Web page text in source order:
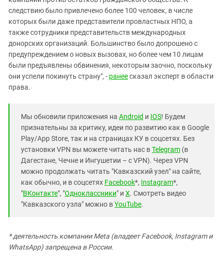
следствию было привлечено более 100 человек, в числе
которых были даже представители провластных НПО, а
также сотрудники представительств международных
донорских организаций. Большинство было допрошено с
предупреждением о новых вызовах, но более чем 10 лицам
были предъявлены обвинения, некоторым заочно, поскольку
они успели покинуть страну", - ранеесказал эксперт в области
права.
Мы обновили приложения на Android и IOS! Будем
признательны за критику, идеи по развитию как в Google
Play/App Store, так и на страницах КУ в соцсетях. Без
установки VPN вы можете читать нас вTelegram (в
Дагестане, Чечне и Ингушетии – с VPN). Через VPN
можно продолжать читать "Кавказский узел" на сайте,
как обычно, и в соцсетях Facebook*, Instagram*,
"ВКонтакте", "Одноклассники" и X. Смотреть видео
"Кавказского узла" можно вYouTube.
* деятельность компании Meta (владеет Facebook, Instagram и
WhatsApp) запрещена в России.